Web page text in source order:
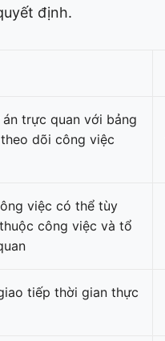
định.
án trực quan với bảng
dõi công việc
việc có thể tùy
công việc và tổ
tiếp thời gian thực